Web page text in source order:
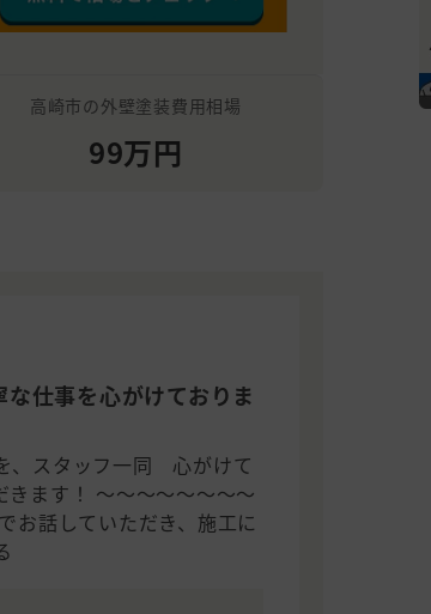
高崎市の外壁塗装費用相場
99万円
仕事を心がけておりま
、スタッフ一同 心がけて
ます！ ～～～～～～～～
お話していただき、施工に